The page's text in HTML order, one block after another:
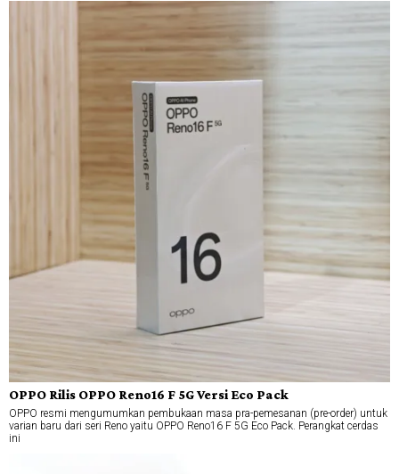
OPPO Rilis OPPO Reno16 F 5G Versi Eco Pack
OPPO resmi mengumumkan pembukaan masa pra-pemesanan (pre-order) untuk
varian baru dari seri Reno yaitu OPPO Reno16 F 5G Eco Pack. Perangkat cerdas
ini